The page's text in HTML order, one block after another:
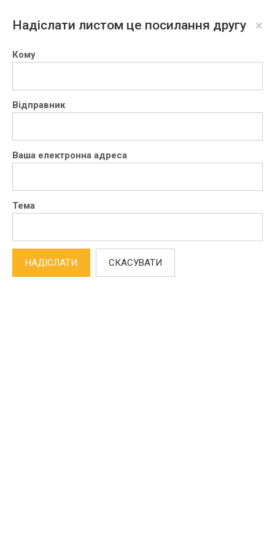
Надіслати листом це посилання другу ×
Кому
Відправник
Ваша електронна адреса
Тема
НАДІСЛАТИ СКАСУВАТИ